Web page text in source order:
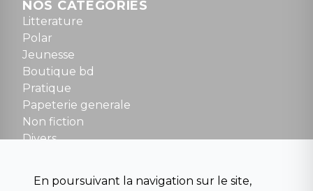
Tel : 01 48 89 13 88
Fermé le dimanche en Juillet et Août
NOUS CONTACTER
contact@la-griffe-noire.com
NOS CATÉGORIES
Litterature
Polar
Jeunesse
Boutique bd
Pratique
Papeterie generale
Non fiction
Divers
En poursuivant la navigation sur le site,